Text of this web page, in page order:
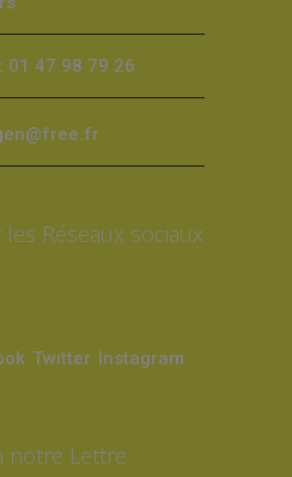
01 47 98 79 26
Réseaux sociaux
Twitter Instagram
notre Lettre